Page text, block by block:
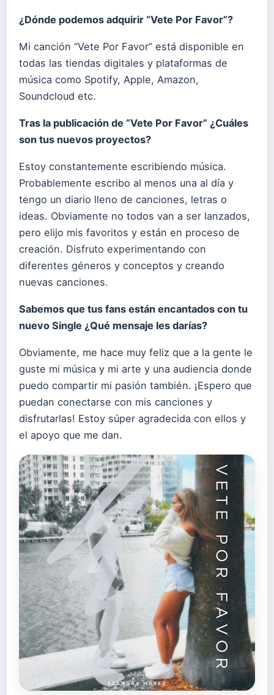
¿Dónde podemos adquirir “Vete Por Favor”?
Mi canción “Vete Por Favor” está disponible en
todas las tiendas digitales y plataformas de
música como Spotify, Apple, Amazon,
Soundcloud etc.
Tras la publicación de “Vete Por Favor” ¿Cuáles
son tus nuevos proyectos?
Estoy constantemente escribiendo música.
Probablemente escribo al menos una al día y
tengo un diario lleno de canciones, letras o
ideas. Obviamente no todos van a ser lanzados,
pero elijo mis favoritos y están en proceso de
creación. Disfruto experimentando con
diferentes géneros y conceptos y creando
nuevas canciones.
Sabemos que tus fans están encantados con tu
nuevo Single ¿Qué mensaje les darías?
Obviamente, me hace muy feliz que a la gente le
guste mi música y mi arte y una audiencia donde
puedo compartir mi pasión también. ¡Espero que
puedan conectarse con mis canciones y
disfrutarlas! Estoy súper agradecida con ellos y
el apoyo que me dan.